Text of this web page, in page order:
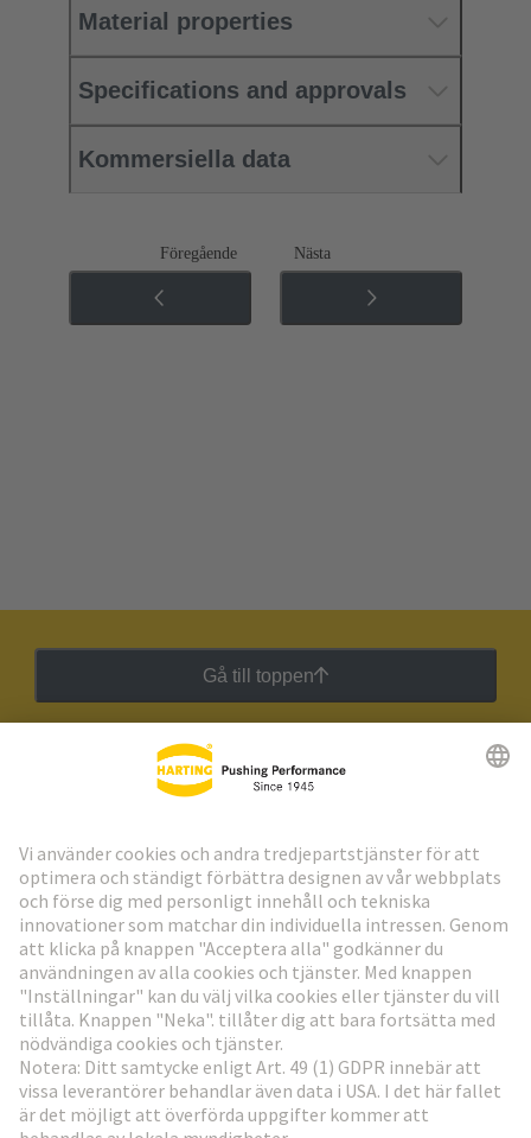
Material properties
Specifications and approvals
Kommersiella data
Föregående Nästa
Gå till toppen
HARTING:s nyhetsbrev
Gå till registrering
Social Media